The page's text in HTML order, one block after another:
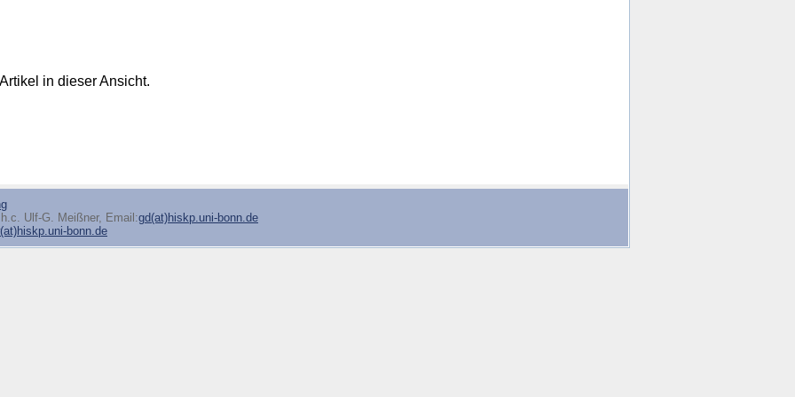
in dieser Ansicht.
Ulf-G. Meißner, Email:gd(at)hiskp.uni-bonn.de
bonn.de